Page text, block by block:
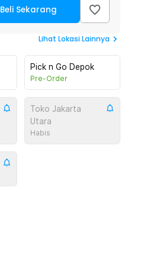
Beli Sekarang
Lihat Lokasi Lainnya
Pick n Go Depok
Pre-Order
Toko Jakarta
Utara
Habis